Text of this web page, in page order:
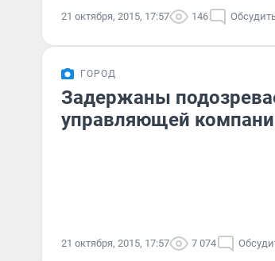
21 октября, 2015, 17:57 146
ГОРОД
Задержаны
управляющей
21 октября, 2015, 17:57 7 074